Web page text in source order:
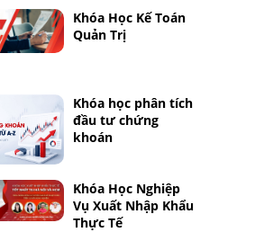
Khóa Học Kế Toán
Quản Trị
Khóa học phân tích
đầu tư chứng
khoán
Khóa Học Nghiệp
Vụ Xuất Nhập Khẩu
Thực Tế